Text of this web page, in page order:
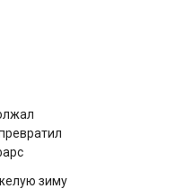
зиму